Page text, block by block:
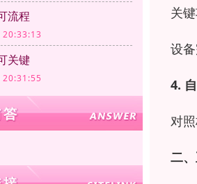
流程
关键
关
设
4.
对
二